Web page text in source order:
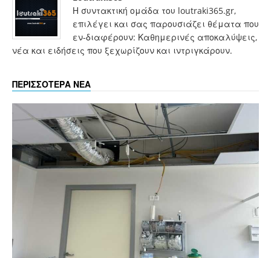
Η συντακτική ομάδα του loutraki365.gr,
επιλέγει και σας παρουσιάζει θέματα που
εν-διαφέρουν: Καθημερινές αποκαλύψεις,
νέα και ειδήσεις που ξεχωρίζουν και ιντριγκάρουν.
ΠΕΡΙΣΣΟΤΕΡΑ ΝΕΑ